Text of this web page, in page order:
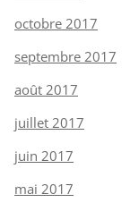
octobre 2017
septembre 2017
août 2017
juillet 2017
juin 2017
mai 2017